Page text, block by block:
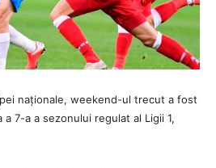
naționale, weekend-ul trecut a fost
7-a a sezonului regulat al Ligii 1,